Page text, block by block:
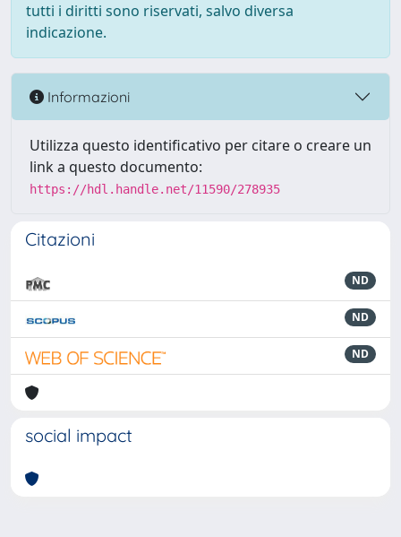
tutti i diritti sono riservati, salvo diversa
indicazione.
Informazioni
Utilizza questo identificativo per citare o creare un
link a questo documento:
https://hdl.handle.net/11590/278935
Citazioni
ND
ND
ND
social impact